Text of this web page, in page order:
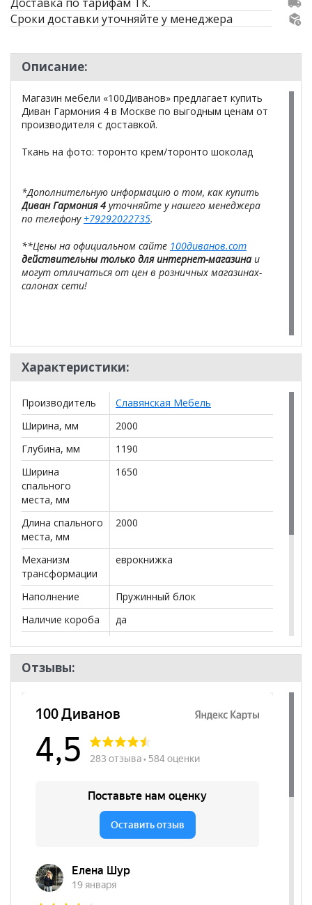
Сроки доставки уточняйте у менеджера
Описание:
Магазин мебели «100Диванов» предлагает купить
Диван Гармония 4 в Москве по выгодным ценам от
производителя с доставкой.
Ткань на фото: торонто крем/торонто шоколад
*Дополнительную информацию о том, как купить
Диван Гармония 4 уточняйте у нашего менеджера
по телефону +79292022735.
**Цены на официальном сайте 100диванов.com
действительны только для интернет-магазинаи
могут отличаться от цен в розничных магазинах-
салонах сети!
Характеристики:
Производитель
Славянская Мебель
Ширина, мм
2000
Глубина, мм
1190
Ширина
спального
места, мм
1650
Длина спального
места, мм
2000
Механизм
трансформации
еврокнижка
Наполнение
Пружинный блок
Наличие короба
да
Наличие
подлокотников
подушки
Бренд
Славянская Мебель
Стиль
Современный
Отзывы: